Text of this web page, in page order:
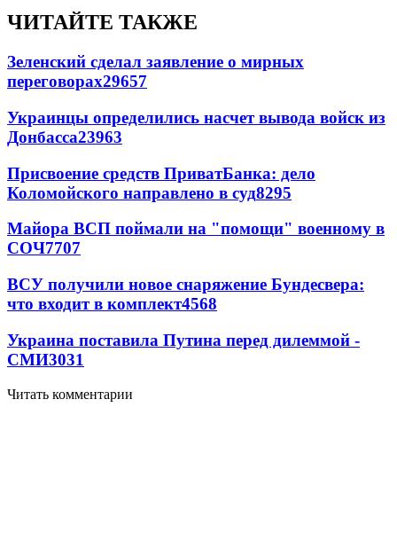
ЧИТАЙТЕ ТАКЖЕ
Зеленский сделал заявление о мирных
переговорах29657
Украинцы определились насчет вывода войск из
Донбасса23963
Присвоение средств ПриватБанка: дело
Коломойского направлено в суд8295
Майора ВСП поймали на "помощи" военному в
СОЧ7707
ВСУ получили новое снаряжение Бундесвера:
что входит в комплект4568
Украина поставила Путина перед дилеммой -
СМИ3031
Читать комментарии